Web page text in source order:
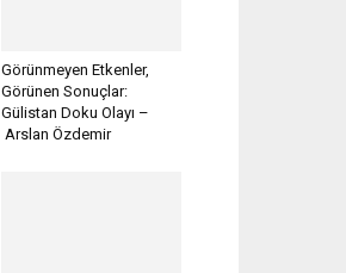
Görünmeyen Etkenler,
Görünen Sonuçlar:
Gülistan Doku Olayı –
Arslan Özdemir